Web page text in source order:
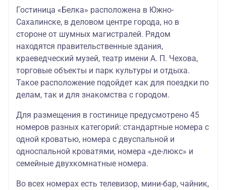
Гостиница «Белка» расположена в Южно-
Сахалинске, в деловом центре города, но в
стороне от шумных магистралей. Рядом
находятся правительственные здания,
краеведческий музей, театр имени А. П. Чехова,
торговые объекты и парк культуры и отдыха.
Такое расположение подойдет как для поездки по
делам, так и для знакомства с городом.
Для размещения в гостинице предусмотрено 45
номеров разных категорий: стандартные номера с
одной кроватью, номера с двуспальной и
односпальной кроватями, номера «де-люкс» и
семейные двухкомнатные номера.
Во всех номерах есть телевизор, мини-бар, чайник,